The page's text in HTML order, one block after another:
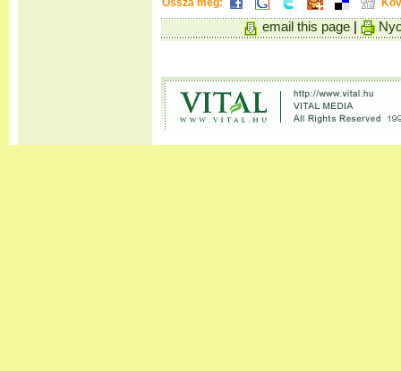
Ossza meg:
email this page